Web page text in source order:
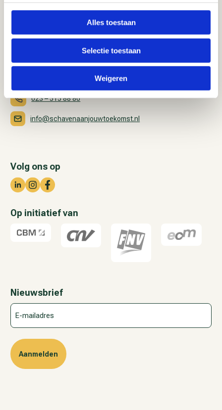
Alles toestaan
Selectie toestaan
Weigeren
023 – 515 88 80
info@schavenaanjouwtoekomst.nl
Volg ons op
Op initiatief van
Nieuwsbrief
E-
mailadres